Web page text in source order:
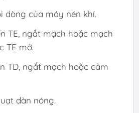
dòng của máy nén khí.
TE, ngắt mạch hoặc mạch
TE mở.
TD, ngắt mạch hoặc cảm
dàn nóng.